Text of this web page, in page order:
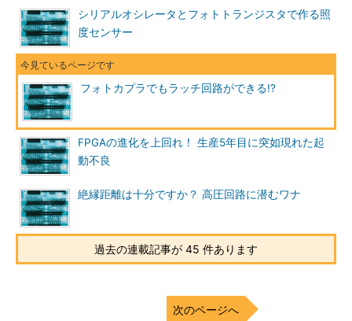
シリアルオシレータとフォトトランジスタで作る照
度センサー
フォトカプラでもラッチ回路ができる!?
FPGAの進化を上回れ！ 生産5年目に突如現れた起
動不良
絶縁距離は十分ですか？ 高圧回路に潜むワナ
過去の連載記事が 45 件あります
次のページへ